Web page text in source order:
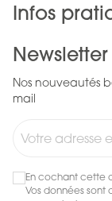
Infos
Newsletter
Nos nouveautés
mail
En cochant cette
Vos données sont